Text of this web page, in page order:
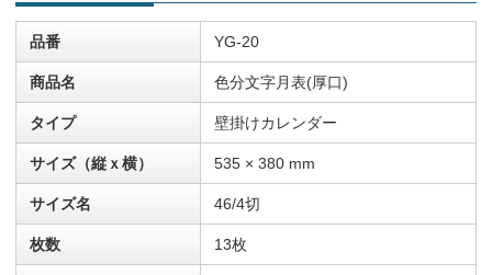
品番 YG-20
商品名 色分文字月表(厚口)
タイプ 壁掛けカレンダー
サイズ（縦ｘ横） 535 × 380 mm
サイズ名 46/4切
枚数 13枚